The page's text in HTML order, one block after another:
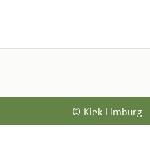
© Kiek Limburg